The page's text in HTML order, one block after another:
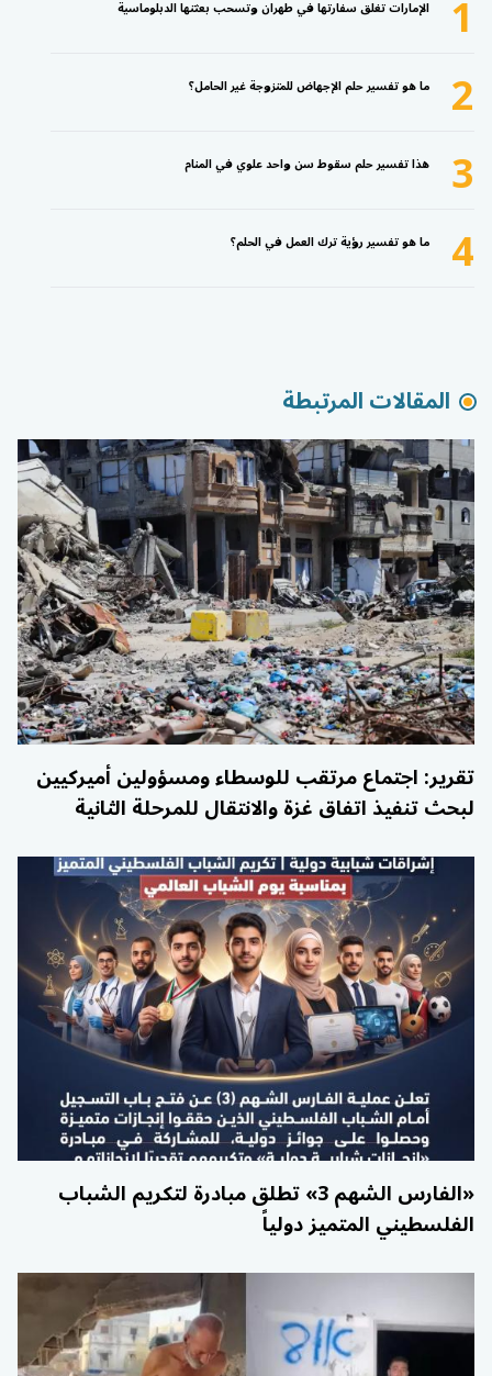
1 الإمارات تغلق سفارتها في طهران وتسحب بعثتها الدبلوماسية
2 ما هو تفسير حلم الإجهاض للمتزوجة غير الحامل؟
3 هذا تفسير حلم سقوط سن واحد علوي في المنام
4 ما هو تفسير رؤية ترك العمل في الحلم؟
المقالات المرتبطة
تقرير: اجتماع مرتقب للوسطاء ومسؤولين أميركيين
لبحث تنفيذ اتفاق غزة والانتقال للمرحلة الثانية
«الفارس الشهم 3» تطلق مبادرة لتكريم الشباب
الفلسطيني المتميز دولياً